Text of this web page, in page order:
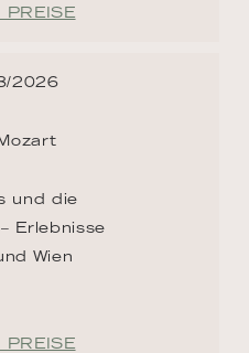
2026
und die
Erlebnisse
Wien